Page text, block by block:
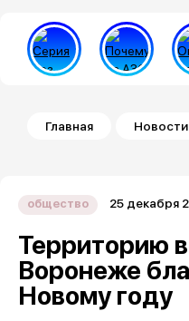
Строка навигации
Главная Новости
общество 25 декабря
Территорию
Воронеже
Новому году